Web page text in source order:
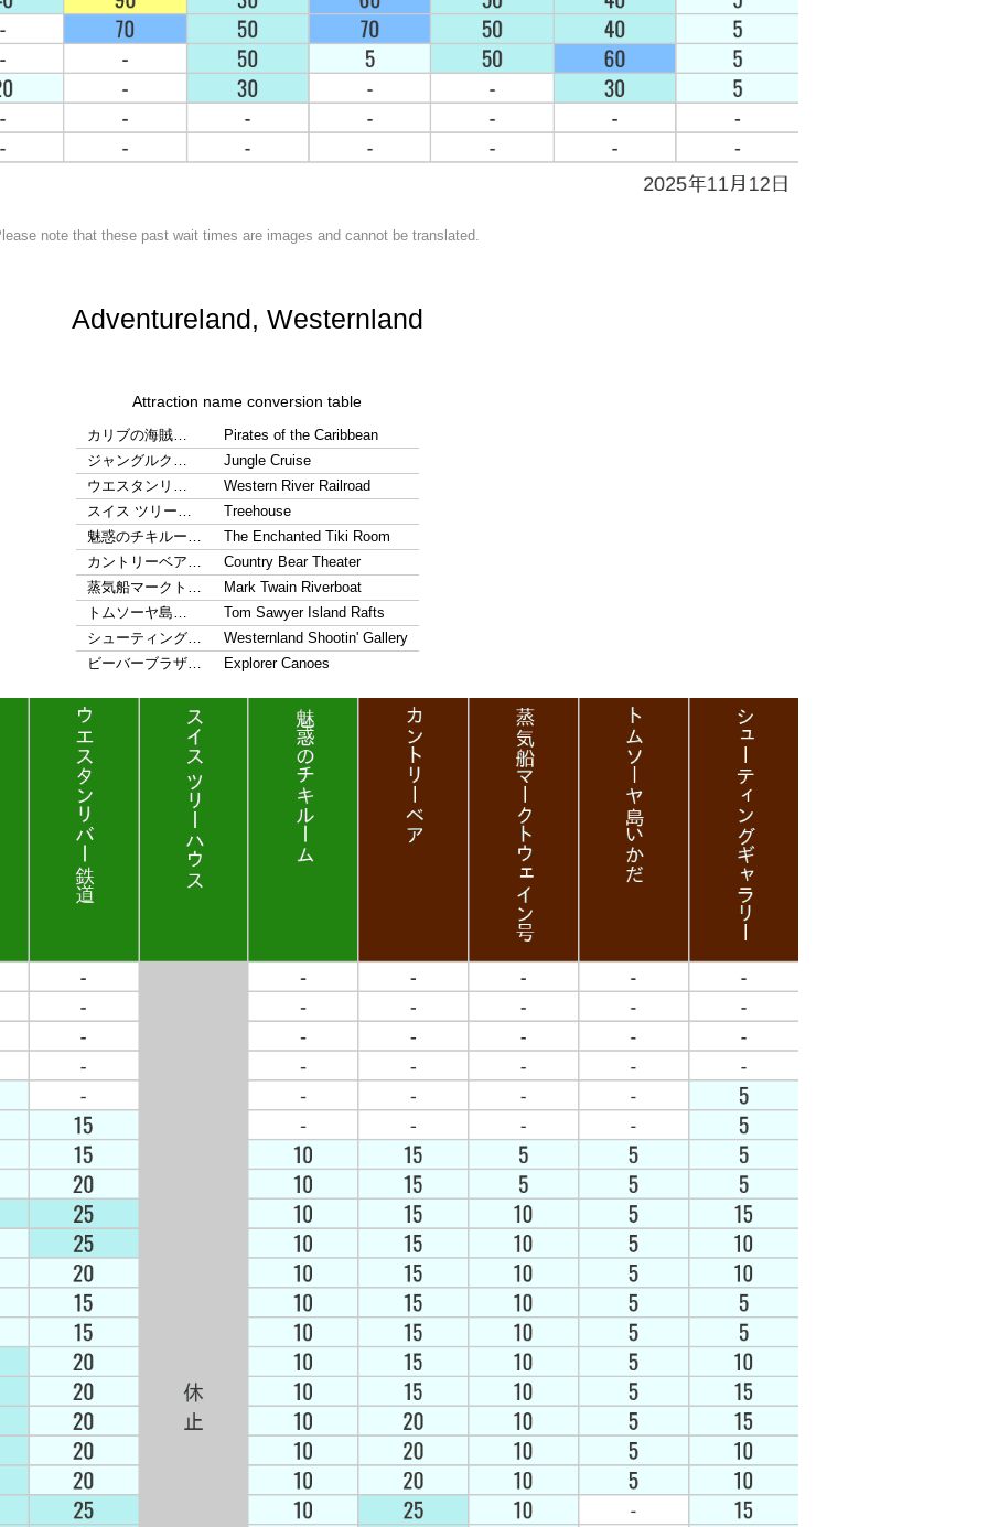
note that these past wait times are images and cannot be translated.
Adventureland, Westernland
Attraction name conversion table
カリブの海賊…
Pirates of the Caribbean
ジャングルク…
Jungle Cruise
ウエスタンリ…
Western River Railroad
スイス ツリー…
Treehouse
魅惑のチキルー…
The Enchanted Tiki Room
カントリーベア…
Country Bear Theater
蒸気船マークト…
Mark Twain Riverboat
トムソーヤ島…
Tom Sawyer Island Rafts
シューティング…
Westernland Shootin' Gallery
ビーバーブラザ…
Explorer Canoes